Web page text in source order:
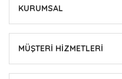
KURUMSAL
MÜŞTERİ HİZMETLERİ